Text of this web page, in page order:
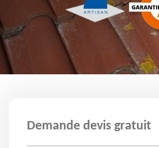
Demande devis gratuit